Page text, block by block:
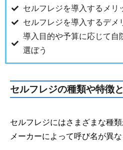
セルフレジを導入するメリ
セルフレジを導入するデメ
導入目的や予算に応じて自
選ぼう
セルフレジの種類や特徴
セルフレジにはさまざまな種類
メーカーによって呼び名が異